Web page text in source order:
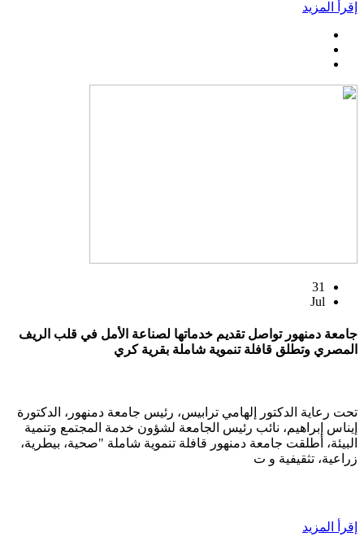
إقرأ المزيد
31
Jul
جامعة دمنهور تواصل تقديم خدماتها لصناعة الأمل في قلب الريف
المصري وتطلق قافلة تنموية شاملة بقرية كري
تحت رعاية الدكتور إلهامي ترابيس، رئيس جامعة دمنهور، الدكتورة
إيناس إبراهيم، نائب رئيس الجامعة لشؤون خدمة المجتمع وتنمية
البيئة، أطلقت جامعة دمنهور قافلة تنموية شاملة "صحية، بيطرية،
زراعية، تثقيفية و ت
إقرأ المزيد